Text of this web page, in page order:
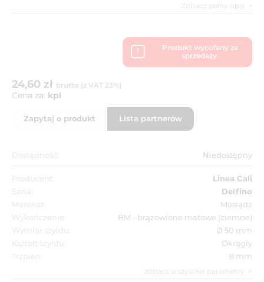
Zobacz pełny opis
Produkt wycofany ze
sprzedaży.
24,60 zł brutto (z VAT 23%)
Cena za: kpl
Zapytaj o produkt Lista partnerów
Dostępność: Niedostępny
Producent:
Linea Cali
Seria:
Delfino
Materiał:
Mosiądz
Wykończenie:
BM - brązowione matowe (ciemne)
Wymiar szyldu:
Ø 50 mm
Kształt szyldu:
Okrągły
Trzpień:
8 mm
zobacz wszystkie parametry